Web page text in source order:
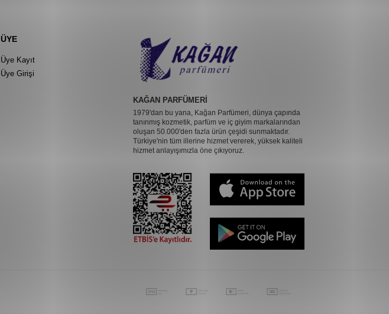
ÜYE
Üye Kayıt
Üye Girişi
KAĞAN PARFÜMERİ
1979'dan bu yana, Kağan Parfümeri, dünya çapında
tanınmış kozmetik, parfüm ve iç giyim markalarından
oluşan 50.000'den fazla ürün çeşidi sunmaktadır.
Türkiye'nin tüm illerine hizmet vererek, yüksek kaliteli
hizmet anlayışımızla öne çıkıyoruz.